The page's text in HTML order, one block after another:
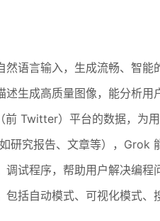
语言输入，生成流畅、智能
生成高质量图像，能分析用
Twitter）平台的数据，为
研究报告、文章等），Grok
试程序，帮助用户解决编程
括自动模式、可视化模式、